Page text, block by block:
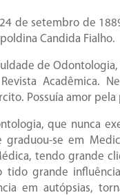
de setembro de
Candida Fialho.
de
Acadêmica.
Possuía amor
que nunca
se em
tendo grande
tido grande
em autópsias,